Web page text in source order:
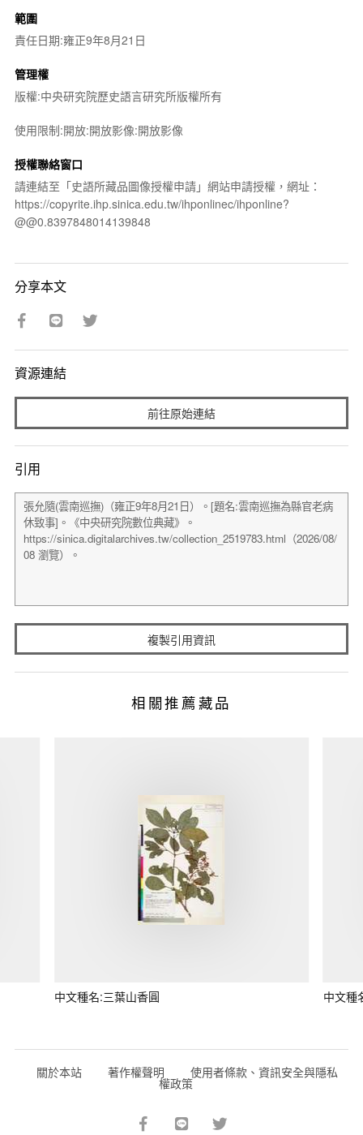
範圍
責任日期:雍正9年8月21日
管理權
版權:中央研究院歷史語言研究所版權所有
使用限制:開放:開放影像:開放影像
授權聯絡窗口
請連結至「史語所藏品圖像授權申請」網站申請授權，網址：
https://copyrite.ihp.sinica.edu.tw/ihponlinec/ihponline?
@@0.8397848014139848
分享本文
資源連結
前往原始連結
引用
複製引用資訊
相關推薦藏品
中文種名:三葉山香圓 中文種
關於本站 著作權聲明 使用者條款、資訊安全與隱私
權政策